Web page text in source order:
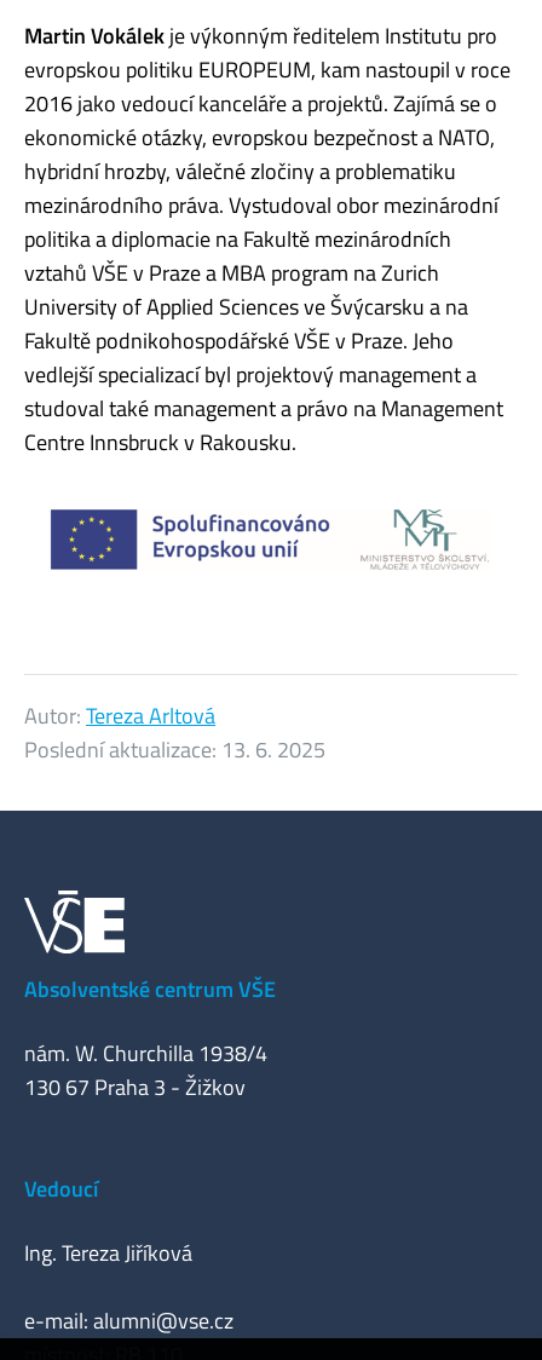
Martin Vokálekje výkonným ředitelem Institutu pro
evropskou politiku EUROPEUM, kam nastoupil v roce
2016 jako vedoucí kanceláře a projektů. Zajímá se o
ekonomické otázky, evropskou bezpečnost a NATO,
hybridní hrozby, válečné zločiny a problematiku
mezinárodního práva. Vystudoval obor mezinárodní
politika a diplomacie na Fakultě mezinárodních
vztahů VŠE v Praze a MBA program na Zurich
University of Applied Sciences ve Švýcarsku a na
Fakultě podnikohospodářské VŠE v Praze. Jeho
vedlejší specializací byl projektový management a
studoval také management a právo na Management
Centre Innsbruck v Rakousku.
Autor:Tereza Arltová
Poslední aktualizace: 13. 6. 2025
Absolventské centrum VŠE
nám. W. Churchilla 1938/4
130 67 Praha 3 - Žižkov
Vedoucí
Ing. Tereza Jiříková
e-mail:alumni@vse.cz